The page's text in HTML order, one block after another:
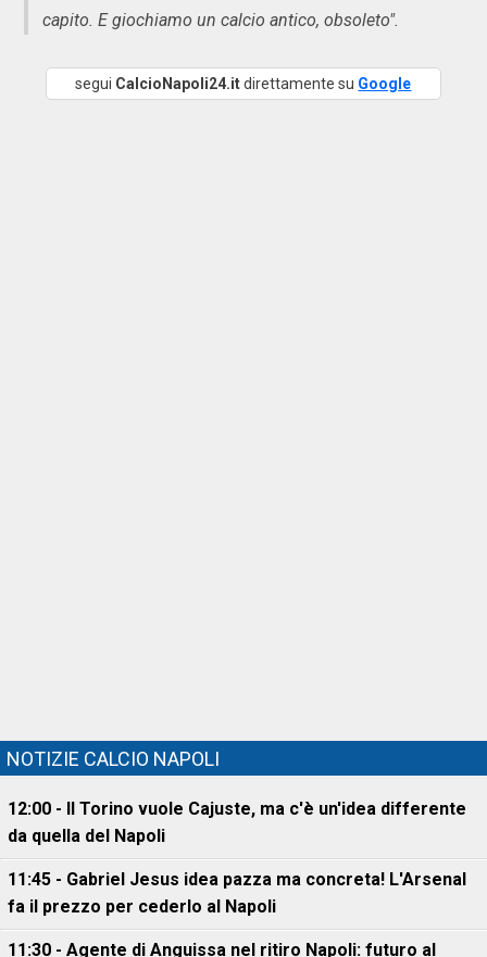
capito. E giochiamo un calcio antico, obsoleto".
segui CalcioNapoli24.itdirettamente su Google
NOTIZIE CALCIO NAPOLI
12:00 - Il Torino vuole Cajuste, ma c'è un'idea differente
da quella del Napoli
11:45 - Gabriel Jesus idea pazza ma concreta! L'Arsenal
fa il prezzo per cederlo al Napoli
11:30 - Agente di Anguissa nel ritiro Napoli: futuro al